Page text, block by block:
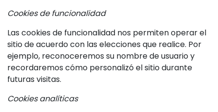
Cookies de funcionalidad
Las cookies de funcionalidad nos permiten operar el
sitio de acuerdo con las elecciones que realice. Por
ejemplo, reconoceremos su nombre de usuario y
recordaremos cómo personalizó el sitio durante
futuras visitas.
Cookies analíticas